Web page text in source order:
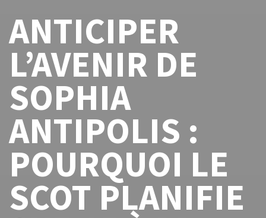
ANTICIPER
L’AVENIR DE
SOPHIA
ANTIPOLIS :
POURQUOI LE
SCOT PLANIFIE